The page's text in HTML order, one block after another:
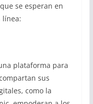
se esperan en
línea:
plataforma para
sus
como la